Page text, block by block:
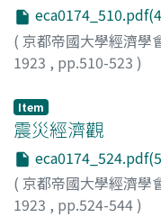
( 京都帝國大學經濟學
1923 , pp.510-523 )
Item
震災經濟觀
( 京都帝國大學經濟學
1923 , pp.524-544)